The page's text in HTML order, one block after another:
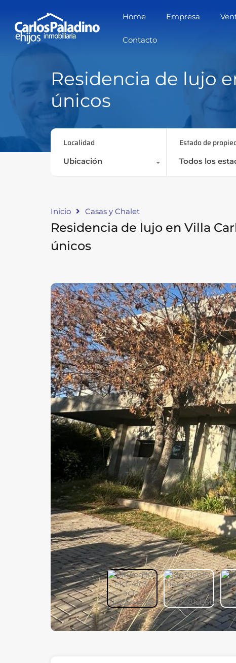
Home Empresa
Contacto
Residencia de lujo
únicos
Localidad
Ubicación
Estado de
Todos los
Inicio Casas y Chalet
Residencia de lujo en Villa
únicos